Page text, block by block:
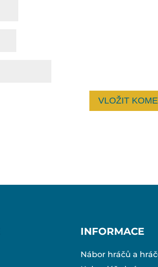
INFORMACE
Nábor hráčů a